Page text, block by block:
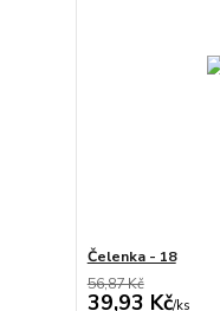
Čelenka - 18
56,87 Kč
39,93 Kč/ks